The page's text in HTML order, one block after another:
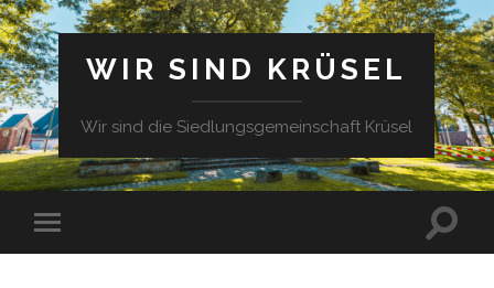
WIR SIND KRÜSEL
Wir sind die Siedlungsgemeinschaft Krüsel